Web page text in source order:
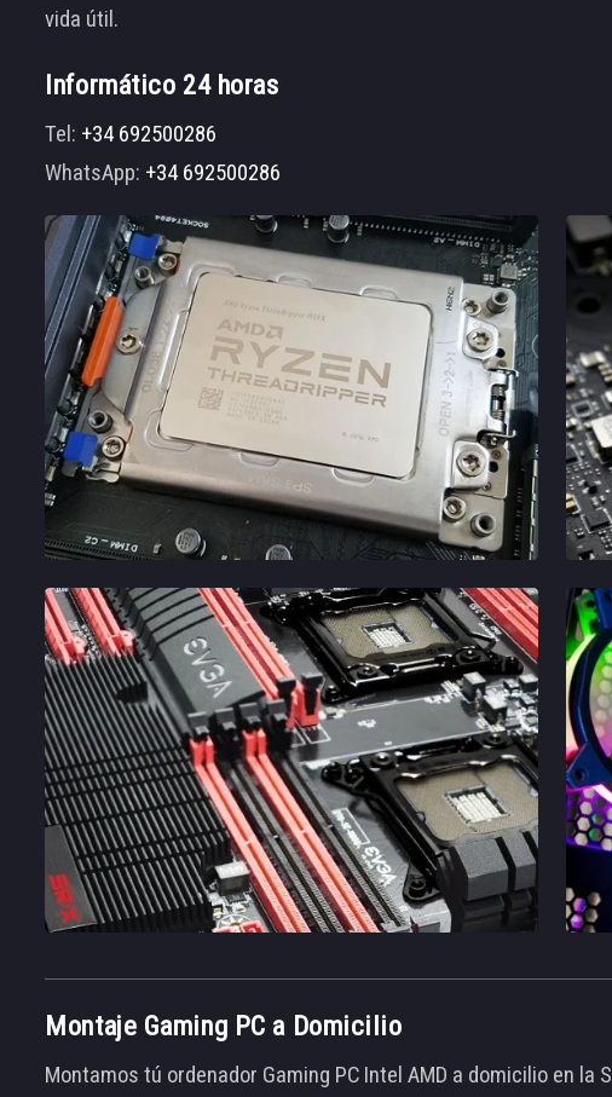
vida útil.
Informático 24 horas
Tel: +34 692500286
WhatsApp: +34 692500286
Montaje Gaming PC a Domicilio
Montamos tú ordenador Gaming PC Intel AMD a domicilio en